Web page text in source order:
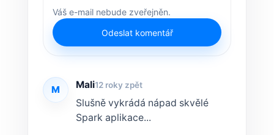
Váš e-mail nebude zveřejněn.
Odeslat komentář
M Mali12 roky zpět
Slušně vykrádá nápad skvělé
Spark aplikace...